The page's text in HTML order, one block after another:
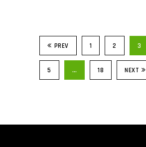
PREV 1 2 3
5 … 18 NEXT